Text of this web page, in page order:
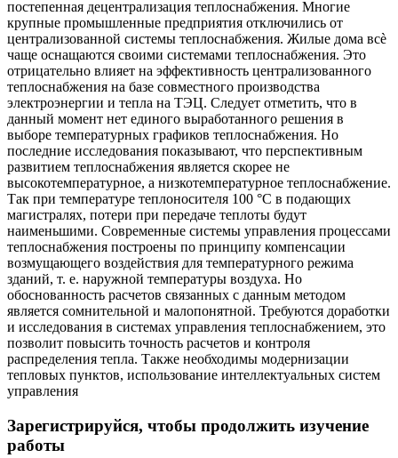
постепенная децентрализация теплоснабжения. Многие
крупные промышленные предприятия отключились от
централизованной системы теплоснабжения. Жилые дома всѐ
чаще оснащаются своими системами теплоснабжения. Это
отрицательно влияет на эффективность централизованного
теплоснабжения на базе совместного производства
электроэнергии и тепла на ТЭЦ. Следует отметить, что в
данный момент нет единого выработанного решения в
выборе температурных графиков теплоснабжения. Но
последние исследования показывают, что перспективным
развитием теплоснабжения является скорее не
высокотемпературное, а низкотемпературное теплоснабжение.
Так при температуре теплоносителя 100 °С в подающих
магистралях, потери при передаче теплоты будут
наименьшими. Современные системы управления процессами
теплоснабжения построены по принципу компенсации
возмущающего воздействия для температурного режима
зданий, т. е. наружной температуры воздуха. Но
обоснованность расчетов связанных с данным методом
является сомнительной и малопонятной. Требуются доработки
и исследования в системах управления теплоснабжением, это
позволит повысить точность расчетов и контроля
распределения тепла. Также необходимы модернизации
тепловых пунктов, использование интеллектуальных систем
управления
Зарегистрируйся, чтобы продолжить изучение
работы